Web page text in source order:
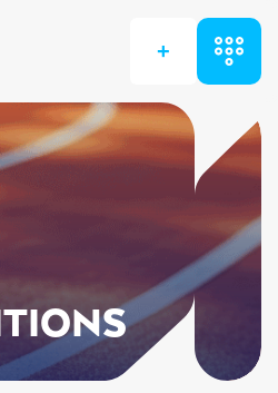
+